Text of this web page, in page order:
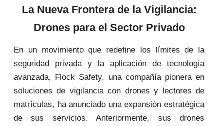
La Nueva Frontera de la Vigilancia:
Drones para el Sector Privado
En un movimiento que redefine los límites de la
seguridad privada y la aplicación de tecnología
avanzada, Flock Safety, una compañía pionera en
soluciones de vigilancia con drones y lectores de
matrículas, ha anunciado una expansión estratégica
de sus servicios. Anteriormente, sus drones